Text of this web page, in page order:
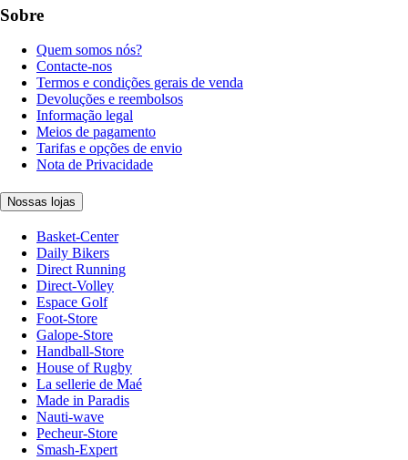
Sobre
Quem somos nós?
Contacte-nos
Termos e condições gerais de venda
Devoluções e reembolsos
Informação legal
Meios de pagamento
Tarifas e opções de envio
Nota de Privacidade
Nossas lojas
Basket-Center
Daily Bikers
Direct Running
Direct-Volley
Espace Golf
Foot-Store
Galope-Store
Handball-Store
House of Rugby
La sellerie de Maé
Made in Paradis
Nauti-wave
Pecheur-Store
Smash-Expert